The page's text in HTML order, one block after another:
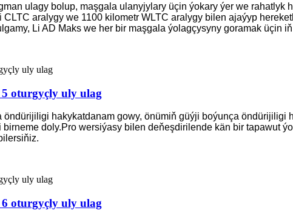
ulagy bolup, maşgala ulanyjylary üçin ýokary ýer we
aralygy we 1100 kilometr WLTC aralygy bilen ajaýyp
Li AD Maks we her bir maşgala ýolagçysyny goramak üçin
oturgyçly uly ulag
hakykatdanam gowy, önümiň güýji boýunça öndürijiligi
doly.Pro wersiýasy bilen deňeşdirilende kän bir tapawut
oturgyçly uly ulag